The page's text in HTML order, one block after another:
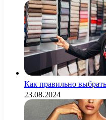
Как правильно
23.08.2024